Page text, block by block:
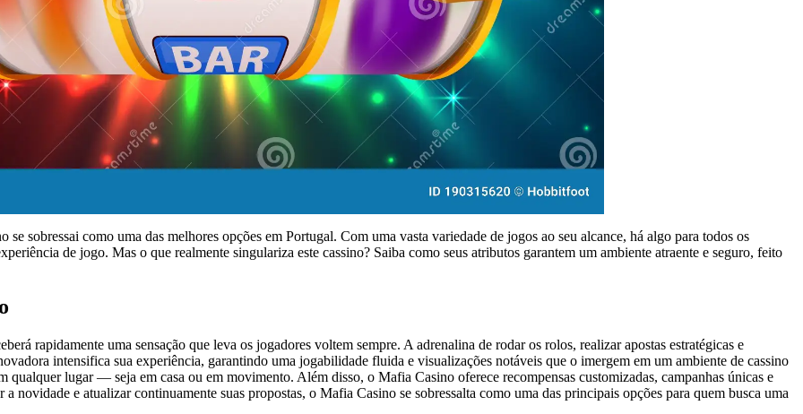
sobressai como uma das melhores opções em Portugal. Com uma vasta variedade de jogos ao seu alcance, há algo para todos os
de jogo. Mas o que realmente singulariza este cassino? Saiba como seus atributos garantem um ambiente atraente e seguro, feito
rapidamente uma sensação que leva os jogadores voltem sempre. A adrenalina de rodar os rolos, realizar apostas estratégicas e
intensifica sua experiência, garantindo uma jogabilidade fluida e visualizações notáveis que o imergem em um ambiente de cassino
qualquer lugar — seja em casa ou em movimento. Além disso, o Mafia Casino oferece recompensas customizadas, campanhas únicas e
novidade e atualizar continuamente suas propostas, o Mafia Casino se sobressalta como uma das principais opções para quem busca uma